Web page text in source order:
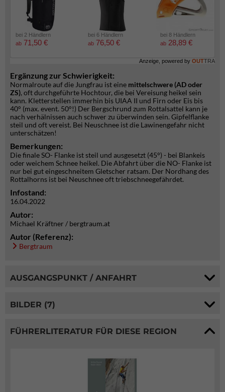
bei 2 Händlern
ab 71,50 €
bei 6 Händlern
ab 76,50 €
bei 8 Händlern
ab 28,89 €
Anzeige, powered by OUTTRA
Ergänzung zur Schwierigkeit:
Normalroute auf die Jungfrau ist eine mittelschwere (AD oder
ZS), oft durchgeführte Hochtour, die bei Vereisung heikel sein
kann. Kletterstellen immerhin bis UIAA II und Firn oder Eis bis
40° (max. event. 50°!) Der Bergschrund zum Rottalsattel kann je
nach verhälnissen auch schwer zu überwinden sein. Gipfelflanke
steil und oft vereist. Bei Neuschnee ist die Lawinengefahr nicht
unterschätzen!
Bemerkungen:
Die finale SO- Flanke ist steil und ausgesetzt (45°) - bei Blankeis
oder weichem Schnee heikel. Die Abfahrt über die NO- Flanke ist
nur bei gut eingeschneitem Gletscher ratsam. Der Nordhang des
Rottalhorns ist bei Neuschnee oft triebschneegefährdet.
Infostand:
16.04.2022
Autor:
Michael Kräftner / bergtraum.at
Autor (Referenz):
Bergtraum
AUSGANGSPUNKT / ANFAHRT
BILDER (7)
FÜHRERLITERATUR FÜR DIESE REGION